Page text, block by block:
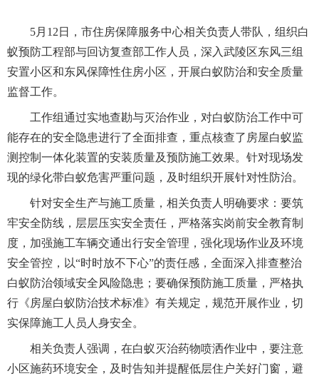
5月12日，市住房保障服务中心相关负责人带队，组织白
蚁预防工程部与回访复查部工作人员，深入武陵区东风三组
安置小区和东风保障性住房小区，开展白蚁防治和安全质量
监督工作。
工作组通过实地查勘与灭治作业，对白蚁防治工作中可
能存在的安全隐患进行了全面排查，重点核查了房屋白蚁监
测控制一体化装置的安装质量及预防施工效果。针对现场发
现的绿化带白蚁危害严重问题，及时组织开展针对性防治。
针对安全生产与施工质量，相关负责人明确要求：要筑
牢安全防线，层层压实安全责任，严格落实岗前安全教育制
度，加强施工车辆交通出行安全管理，强化现场作业及环境
安全管控，以“时时放不下心”的责任感，全面深入排查整治
白蚁防治领域安全风险隐患；要确保预防施工质量，严格执
行《房屋白蚁防治技术标准》有关规定，规范开展作业，切
实保障施工人员人身安全。
相关负责人强调，在白蚁灭治药物喷洒作业中，要注意
小区施药环境安全，及时告知并提醒低层住户关好门窗，避